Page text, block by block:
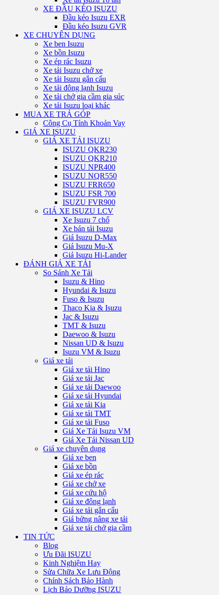
XE ĐẦU KÉO ISUZU
Đầu kéo Isuzu EXR
Đầu kéo Isuzu GVR
XE CHUYÊN DỤNG
Xe ben Isuzu
Xe bồn Isuzu
Xe ép rác Isuzu
Xe tải Isuzu chở xe
Xe tải Isuzu gắn cẩu
Xe tải đông lạnh Isuzu
Xe tải chở gia cầm gia súc
Xe tải Isuzu loại khác
MUA XE TRẢ GÓP
Công Cụ Tính Khoản Vay
GIÁ XE ISUZU
GIÁ XE TẢI ISUZU
ISUZU QKR230
ISUZU QKR210
ISUZU NPR400
ISUZU NQR550
ISUZU FRR650
ISUZU FSR 700
ISUZU FVR900
GIÁ XE ISUZU LCV
Xe Isuzu 7 chổ
Xe bán tải Isuzu
Giá Isuzu D-Max
Giá Isuzu Mu-X
Giá Isuzu Hi-Lander
ĐÁNH GIÁ XE TẢI
So Sánh Xe Tải
Isuzu & Hino
Hyundai & Isuzu
Fuso & Isuzu
Thaco Kia & Isuzu
Jac & Isuzu
TMT & Isuzu
Daewoo & Isuzu
Nissan UD & Isuzu
Isuzu VM & Isuzu
Giá xe tải
Giá xe tải Hino
Giá xe tải Jac
Giá xe tải Daewoo
Giá xe tải Hyundai
Giá xe tải Kia
Giá xe tải TMT
Giá xe tải Fuso
Giá Xe Tải Isuzu VM
Giá Xe Tải Nissan UD
Giá xe chuyên dụng
Giá xe ben
Giá xe bồn
Giá xe ép rác
Giá xe chở xe
Giá xe cứu hộ
Giá xe đông lạnh
Giá xe tải gắn cẩu
Giá bửng nâng xe tải
Giá xe tải chở gia cầm
TIN TỨC
Blog
Ưu Đãi ISUZU
Kinh Nghiệm Hay
Sửa Chữa Xe Lưu Động
Chính Sách Bảo Hành
Lịch Bảo Dưỡng ISUZU